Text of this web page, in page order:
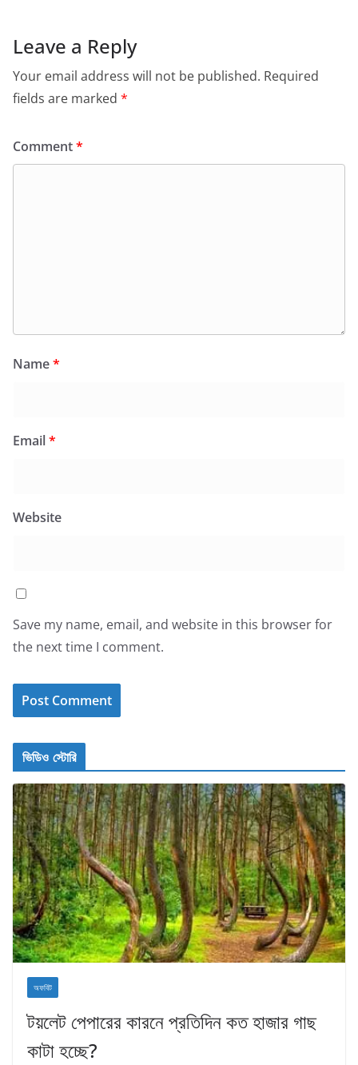
Leave a Reply
Your email address will not be published. Required
fields are marked *
Comment*
Name*
Email*
Website
Save my name, email, and website in this browser for
the next time I comment.
ভিডিও স্টোরি
অফবিট
টয়লেট পেপারের কারনে প্রতিদিন কত হাজার গাছ
কাটা হচ্ছে?